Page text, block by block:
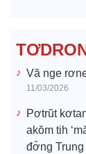
Vă nge
11/03/2026
Pơtrŭt
akŏm tih
đơ̆ng